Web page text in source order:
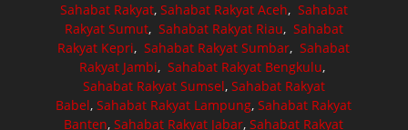
Sahabat Rakyat, Sahabat Rakyat Aceh, Sahabat
Rakyat Sumut, Sahabat Rakyat Riau, Sahabat
Rakyat Kepri,Sahabat Rakyat Sumbar,Sahabat
Rakyat Jambi, Sahabat Rakyat Bengkulu,
Sahabat Rakyat Sumsel, Sahabat Rakyat
Babel,Sahabat Rakyat Lampung,Sahabat Rakyat
Banten,Sahabat Rakyat Jabar,Sahabat Rakyat